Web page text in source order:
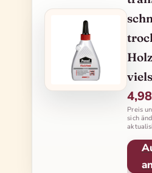
viels
Preis
sich